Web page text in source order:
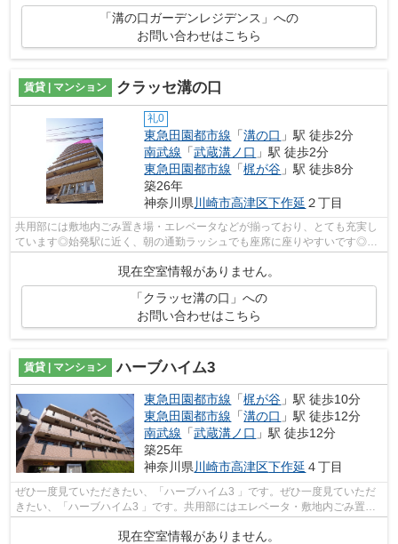
「溝の口ガーデンレジデンス」への
お問い合わせはこちら
賃貸 | マンション クラッセ溝の口
礼0
東急田園都市線 「溝の口 」駅 徒歩2分
南武線 「武蔵溝ノ口 」駅 徒歩2分
東急田園都市線 「梶が谷 」駅 徒歩8分
築26年
神奈川県 川崎市高津区下作延 ２丁目
共用部には敷地内ごみ置き場・エレベータなどが揃っており、とても充実し
ています◎始発駅に近く、朝の通勤ラッシュでも座席に座りやすいです◎地
上11階建ての物件は、弊社イチオシの物...
現在空室情報がありません。
「クラッセ溝の口」への
お問い合わせはこちら
賃貸 | マンション ハーブハイム3
東急田園都市線 「梶が谷 」駅 徒歩10分
東急田園都市線 「溝の口 」駅 徒歩12分
南武線 「武蔵溝ノ口 」駅 徒歩12分
築25年
神奈川県 川崎市高津区下作延 ４丁目
ぜひ一度見ていただきたい、「ハーブハイム3 」です。ぜひ一度見ていただ
きたい、「ハーブハイム3 」です。共用部にはエレベータ・敷地内ごみ置き
場などが揃っており、とても充実して...
現在空室情報がありません。